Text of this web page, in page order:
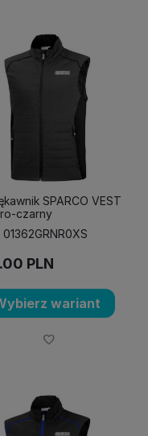
SPARCO VEST
czarny
01362GRNR0XS
PLN
wariant